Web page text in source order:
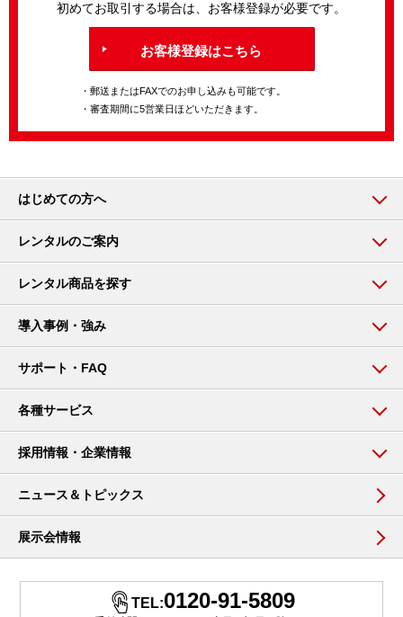
初めてお取引する場合は、お客様登録が必要です。
お客様登録はこちら
・郵送またはFAXでのお申し込みも可能です。
・審査期間に5営業日ほどいただきます。
はじめての方へ
レンタルのご案内
レンタル商品を探す
導入事例・強み
サポート・FAQ
各種サービス
採用情報・企業情報
ニュース＆トピックス
展示会情報
TEL:0120-91-5809